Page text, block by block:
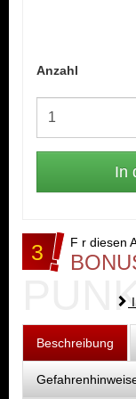
Anzahl
3 F r diesen
Beschreibung